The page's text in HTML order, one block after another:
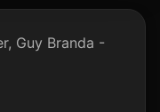
Guy Branda -